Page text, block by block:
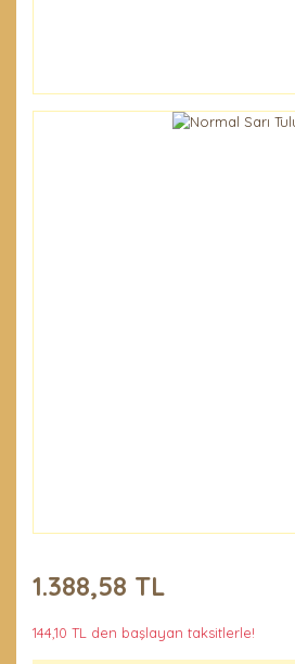
1.388,58 TL
144,10 TL den başlayan taksitlerle!